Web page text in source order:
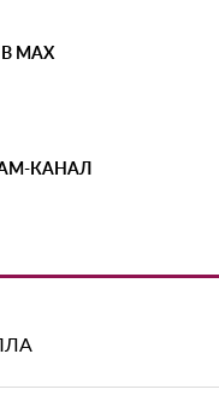
MAX
КАНАЛ